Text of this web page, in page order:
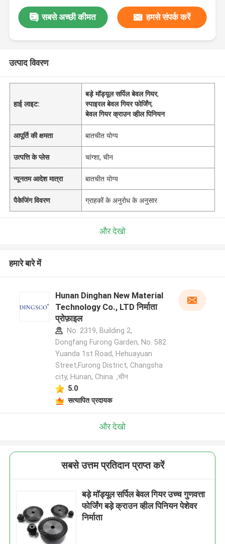
सबसे अच्छी कीमत हमसे संपर्क करें
उत्पाद विवरण
हाई लाइट:
बड़े मॉड्यूल सर्पिल बेवल गियर,
स्पाइरल बेवल गियर फोर्जिंग,
बेवल गियर क्राउन व्हील पिनियन
आपूर्ति की क्षमता बातचीत योग्य
उत्पत्ति के प्लेस चांग्शा, चीन
न्यूनतम आदेश मात्रा बातचीत योग्य
पैकेजिंग विवरण ग्राहकों के अनुरोध के अनुसार
और देखो
हमारे बारे में
Hunan Dinghan New Material
Technology Co., LTD निर्माता
प्रोफ़ाइल
No. 2319, Building 2,
Dongfang Furong Garden, No. 582
Yuanda 1st Road, Hehuayuan
Street,Furong District, Changsha
city, Hunan, China. ,चीन
5.0
सत्यापित प्रदायक
और देखो
सबसे उत्तम प्रतिदान प्राप्त करें
बड़े मॉड्यूल सर्पिल बेवल गियर उच्च गुणवत्ता
फोर्जिंग बड़े क्राउन व्हील पिनियन पेशेवर
निर्माता